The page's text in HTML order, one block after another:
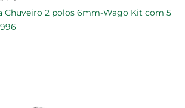
Chuveiro 2 polos 6mm-Wago Kit com 5